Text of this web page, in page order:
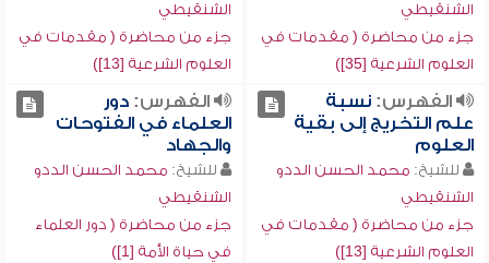
الشنقيطي
جزء من محاضرة ( مقدمات في
العلوم الشرعية [35])
الشنقيطي
جزء من محاضرة ( مقدمات في
العلوم الشرعية [13])
الفهرس:نسبة
علم التخريج إلى بقية
العلوم
للشيخ: محمد الحسن الددو
الشنقيطي
جزء من محاضرة ( مقدمات في
العلوم الشرعية [13])
الفهرس:دور
العلماء في الفتوحات
والجهاد
للشيخ: محمد الحسن الددو
الشنقيطي
جزء من محاضرة ( دور العلماء
في حياة الأمة [1])